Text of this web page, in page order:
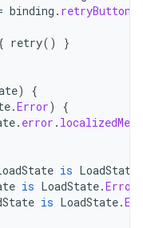
binding . retryButton
retry()
}
)
{
.Error)
{
. error .
is LoadState
is LoadState.Error
is LoadState.